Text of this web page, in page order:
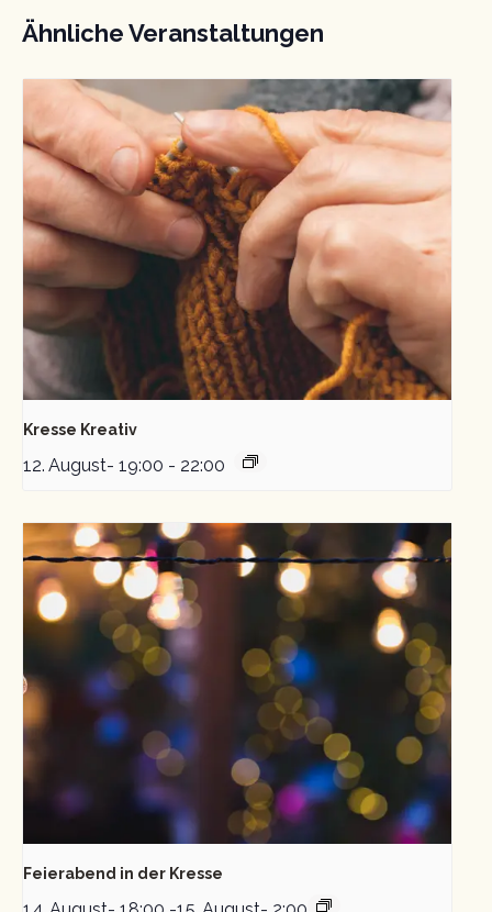
Ähnliche Veranstaltungen
Kresse Kreativ
12. August- 19:00 - 22:00
Feierabend in der Kresse